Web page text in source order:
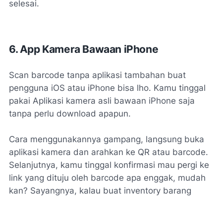
selesai.
6. App Kamera Bawaan iPhone
Scan barcode tanpa aplikasi tambahan buat
pengguna iOS atau iPhone bisa lho. Kamu tinggal
pakai Aplikasi kamera asli bawaan iPhone saja
tanpa perlu download apapun.
Cara menggunakannya gampang, langsung buka
aplikasi kamera dan arahkan ke QR atau barcode.
Selanjutnya, kamu tinggal konfirmasi mau pergi ke
link yang dituju oleh barcode apa enggak, mudah
kan? Sayangnya, kalau buat inventory barang